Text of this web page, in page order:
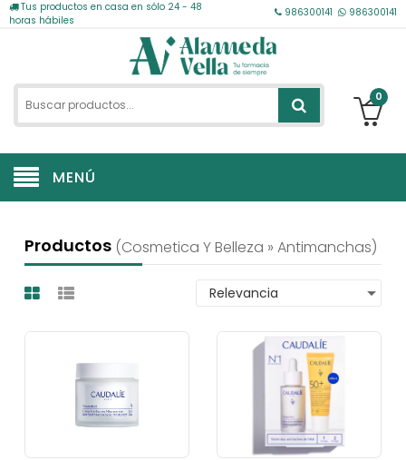
Tus productos en casa en sólo 24 - 48
horas hábiles
986300141 986300141
0
MENÚ
Productos (cosmetica Y Belleza » Antimanchas)